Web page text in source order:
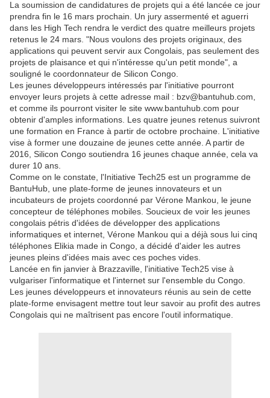
La soumission de candidatures de projets qui a été lancée ce jour
prendra fin le 16 mars prochain. Un jury assermenté et aguerri
dans les High Tech rendra le verdict des quatre meilleurs projets
retenus le 24 mars. "Nous voulons des projets originaux, des
applications qui peuvent servir aux Congolais, pas seulement des
projets de plaisance et qui n'intéresse qu'un petit monde", a
souligné le coordonnateur de Silicon Congo.
Les jeunes développeurs intéressés par l'initiative pourront
envoyer leurs projets à cette adresse mail : bzv@bantuhub.com,
et comme ils pourront visiter le site www.bantuhub.com pour
obtenir d'amples informations. Les quatre jeunes retenus suivront
une formation en France à partir de octobre prochaine. L'initiative
vise à former une douzaine de jeunes cette année. A partir de
2016, Silicon Congo soutiendra 16 jeunes chaque année, cela va
durer 10 ans.
Comme on le constate, l'Initiative Tech25 est un programme de
BantuHub, une plate-forme de jeunes innovateurs et un
incubateurs de projets coordonné par Vérone Mankou, le jeune
concepteur de téléphones mobiles. Soucieux de voir les jeunes
congolais pétris d'idées de développer des applications
informatiques et internet, Vérone Mankou qui a déjà sous lui cinq
téléphones Elikia made in Congo, a décidé d'aider les autres
jeunes pleins d'idées mais avec ces poches vides.
Lancée en fin janvier à Brazzaville, l'initiative Tech25 vise à
vulgariser l'informatique et l'internet sur l'ensemble du Congo.
Les jeunes développeurs et innovateurs réunis au sein de cette
plate-forme envisagent mettre tout leur savoir au profit des autres
Congolais qui ne maîtrisent pas encore l'outil informatique.